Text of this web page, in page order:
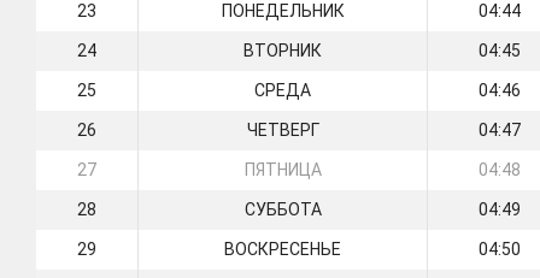
23 ПОНЕДЕЛЬНИК 04:44
24 ВТОРНИК 04:45
25 СРЕДА 04:46
26 ЧЕТВЕРГ 04:47
27 ПЯТНИЦА 04:48
28 СУББОТА 04:49
29 ВОСКРЕСЕНЬЕ 04:50